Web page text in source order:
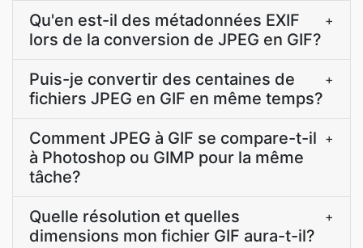
Qu'en est-il des métadonnées EXIF
lors de la conversion de JPEG en GIF?
+
Puis-je convertir des centaines de
fichiers JPEG en GIF en même temps?
+
Comment JPEG à GIF se compare-t-il
à Photoshop ou GIMP pour la même
tâche?
+
Quelle résolution et quelles
dimensions mon fichier GIF aura-t-il?
+